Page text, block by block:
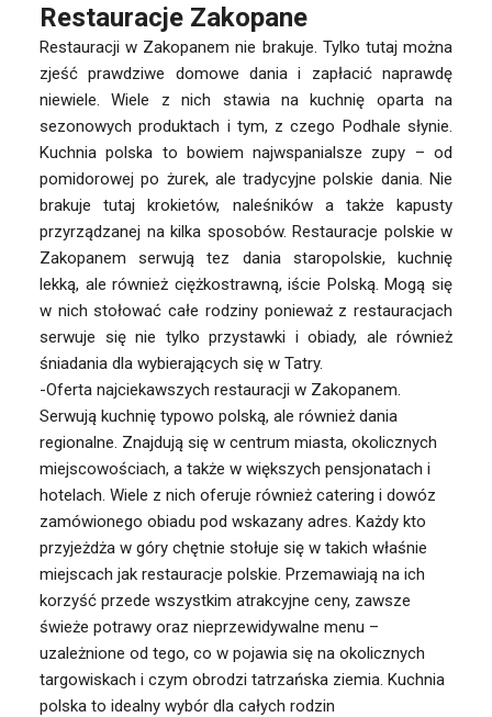
Restauracje Zakopane
Restauracji w Zakopanem nie brakuje. Tylko tutaj można
zjeść prawdziwe domowe dania i zapłacić naprawdę
niewiele. Wiele z nich stawia na kuchnię oparta na
sezonowych produktach i tym, z czego Podhale słynie.
Kuchnia polska to bowiem najwspanialsze zupy – od
pomidorowej po żurek, ale tradycyjne polskie dania. Nie
brakuje tutaj krokietów, naleśników a także kapusty
przyrządzanej na kilka sposobów. Restauracje polskie w
Zakopanem serwują tez dania staropolskie, kuchnię
lekką, ale również ciężkostrawną, iście Polską. Mogą się
w nich stołować całe rodziny ponieważ z restauracjach
serwuje się nie tylko przystawki i obiady, ale również
śniadania dla wybierających się w Tatry.
-Oferta najciekawszych restauracji w Zakopanem.
Serwują kuchnię typowo polską, ale również dania
regionalne. Znajdują się w centrum miasta, okolicznych
miejscowościach, a także w większych pensjonatach i
hotelach. Wiele z nich oferuje również catering i dowóz
zamówionego obiadu pod wskazany adres. Każdy kto
przyjeżdża w góry chętnie stołuje się w takich właśnie
miejscach jak restauracje polskie. Przemawiają na ich
korzyść przede wszystkim atrakcyjne ceny, zawsze
świeże potrawy oraz nieprzewidywalne menu –
uzależnione od tego, co w pojawia się na okolicznych
targowiskach i czym obrodzi tatrzańska ziemia. Kuchnia
polska to idealny wybór dla całych rodzin